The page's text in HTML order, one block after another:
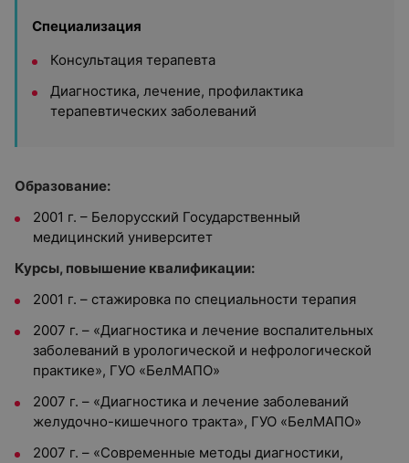
Специализация
Консультация терапевта
Диагностика, лечение, профилактика
терапевтических заболеваний
Образование:
2001 г. – Белорусский Государственный
медицинский университет
Курсы, повышение квалификации:
2001 г. – стажировка по специальности терапия
2007 г. – «Диагностика и лечение воспалительных
заболеваний в урологической и нефрологической
практике», ГУО «БелМАПО»
2007 г. – «Диагностика и лечение заболеваний
желудочно-кишечного тракта», ГУО «БелМАПО»
2007 г. – «Современные методы диагностики,